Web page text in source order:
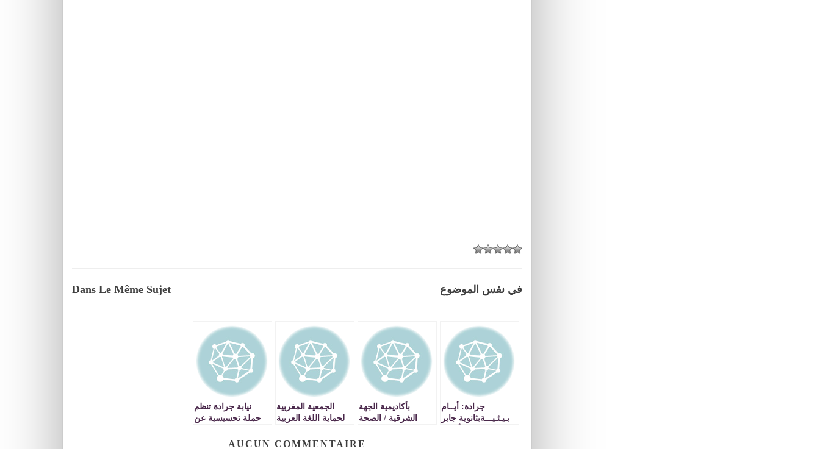
Dans Le Même Sujet في نفس الموضوع
جرادة: أيــام
بـيـئـيـــةبثانوية جابر
بأكاديمية الجهة
الشرقية / الصحة
للطفل ، موضوع
الجمعية المغربية
لحماية اللغة العربية
أمسية شعرية بثانوية
نيابة جرادة تنظم
حملة تحسيسية عن
AUCUN COMMENTAIRE